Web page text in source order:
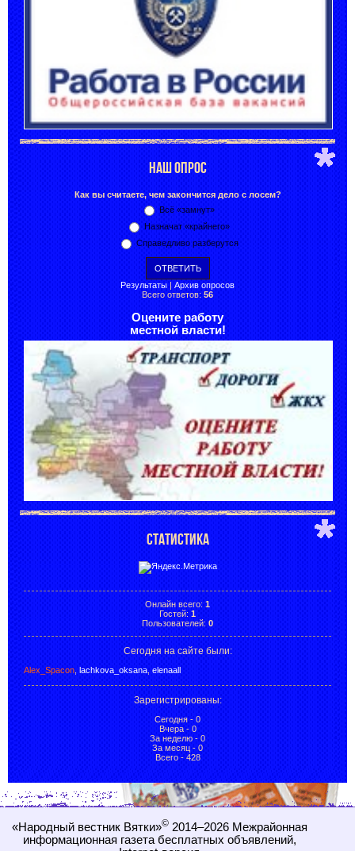
НАШ ОПРОС
Как вы считаете, чем закончится дело с лосем?
Всё «замнут»
Назначат «крайнего»
Справедливо разберутся
Результаты | Архив опросов
Всего ответов: 56
Оцените работу
местной власти!
СТАТИСТИКА
Онлайн всего: 1
Гостей: 1
Пользователей: 0
Сегодня на сайте были:
Alex_Spacon lachkova_oksana elenaall
Зарегистрированы:
Сегодня - 0
Вчера - 0
За неделю - 0
За месяц - 0
Всего - 428
«Народный вестник Вятки»©2014–2026 Межрайонная
информационная газета бесплатных объявлений,